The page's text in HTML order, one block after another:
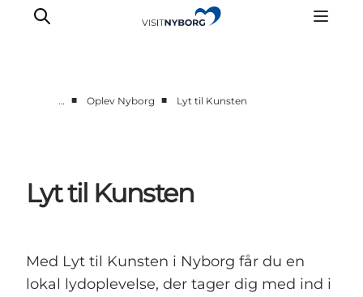
Det sker i Nyborg
Sprogø
Book & køb
… ■ Oplev Nyborg ■ Lyt til Kunsten
Lyt til Kunsten
Med Lyt til Kunsten i Nyborg får du en
lokal lydoplevelse, der tager dig med ind i